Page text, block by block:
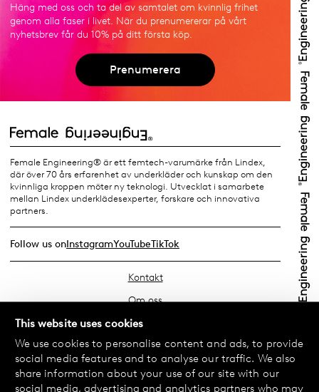
This website uses cookies
We use cookies to personalise content and ads, to provide
social media features and to analyse our traffic. We also
share information about your use of our site with our
social media, advertising and analytics partners who may
Häng med oss och ta del av samtalet om kvinnlig frihet
genom alla faser i livet. När du prenumererar på vårt
nyhetsbrev får du 10% på ditt första köp.
Prenumerera
Female Engineering® är ett femtech-varumärke från Lindex,
där över 70 års erfarenhet av underkläder och kunskap om den
kvinnliga kroppen möter ny teknologi. Utvecklat i samarbete
mellan Lindex underklädesexperter, forskare och innovativa
partners.
Follow us onInstagramYouTubeTikTok
Kontakt
Om oss
Hitta din butik
FAQ
Köpvillkor